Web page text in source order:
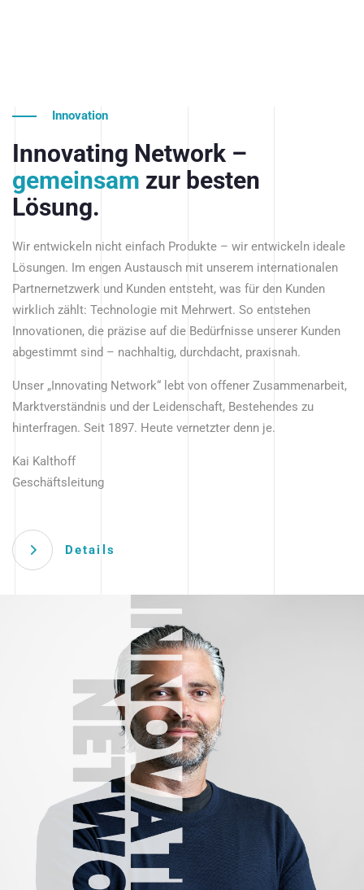
Innovation
Innovating Network –
gemeinsam zur besten
Lösung.
Wir entwickeln nicht einfach Produkte – wir entwickeln ideale
Lösungen. Im engen Austausch mit unserem internationalen
Partnernetzwerk und Kunden entsteht, was für den Kunden
wirklich zählt: Technologie mit Mehrwert. So entstehen
Innovationen, die präzise auf die Bedürfnisse unserer Kunden
abgestimmt sind – nachhaltig, durchdacht, praxisnah.
Unser „Innovating Network“ lebt von offener Zusammenarbeit,
Marktverständnis und der Leidenschaft, Bestehendes zu
hinterfragen. Seit 1897. Heute vernetzter denn je.
Kai Kalthoff
Geschäftsleitung
Details